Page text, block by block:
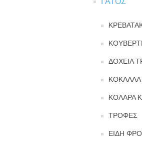
ΔΟΧΕΙΑ
ΚΟΚΑΛΛΑ
ΚΟΛΑΡΑ
ΤΡΟΦΕΣ
ΕΙΔΗ